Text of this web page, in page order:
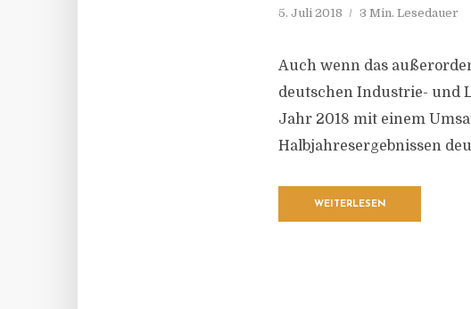
5. Juli 2018 3 Min. Lesedauer
Auch wenn das
deutschen Industrie- und
Jahr 2018 mit einem
Halbjahresergebnissen
WEITERLESEN